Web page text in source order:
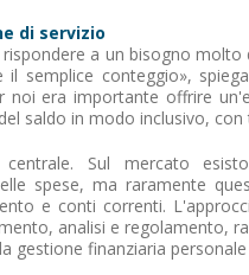
di servizio
rispondere a un bisogno
semplice conteggio», spiega
noi era importante offrire
saldo in modo inclusivo, con
Sul mercato
spese, ma raramente
e conti correnti.
analisi e regolamento,
gestione finanziaria